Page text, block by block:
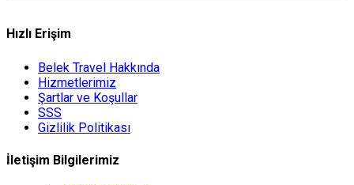
Hızlı Erişim
Belek Travel Hakkında
Hizmetlerimiz
Şartlar ve Koşullar
SSS
Gizlilik Politikası
İletişim Bilgilerimiz